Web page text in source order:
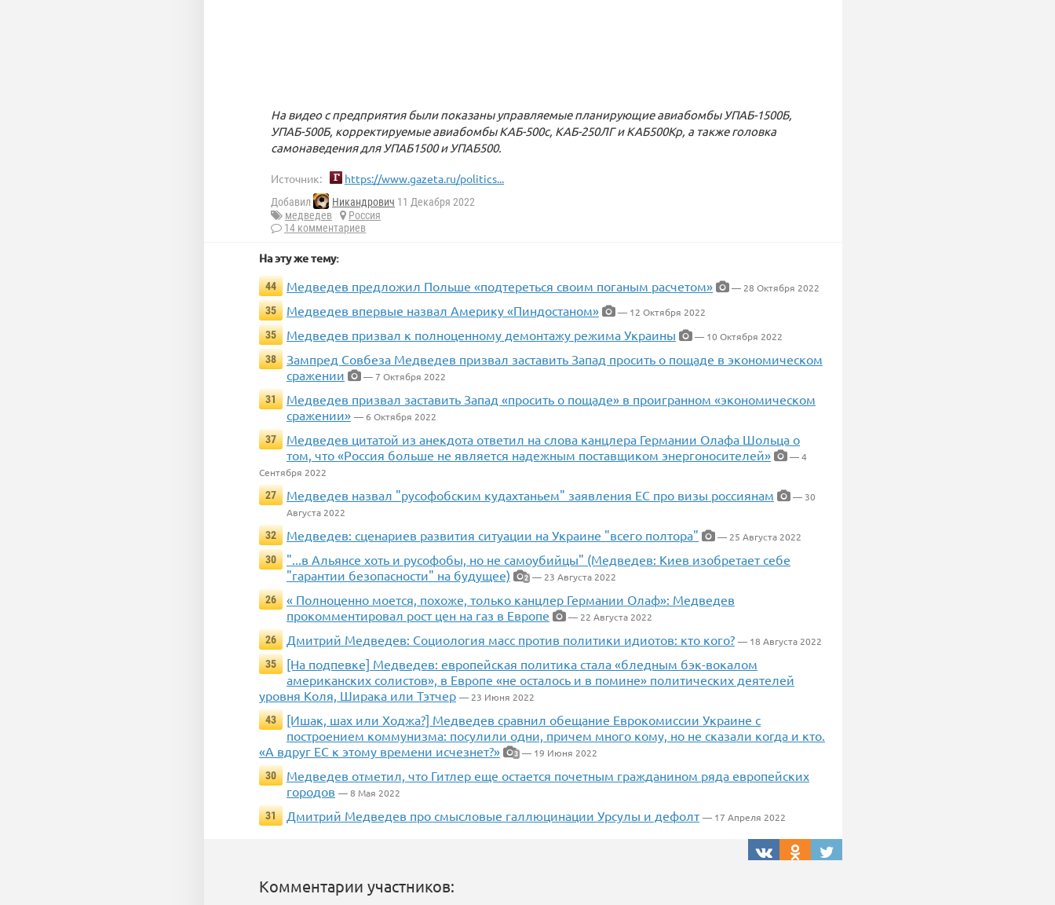
На видео с предприятия были показаны управляемые планирующие авиабомбы УПАБ-1500Б,
УПАБ-500Б, корректируемые авиабомбы КАБ-500с, КАБ-250ЛГ и КАБ500Кр, а также головка
самонаведения для УПАБ1500 и УПАБ500.
Источник: https://www.gazeta.ru/politics...
Добавил Никандрович 11 Декабря 2022
медведев
Россия
14 комментариев
На эту же тему:
44 Медведев предложил Польше «подтереться своим поганым расчетом»
— 28 Октября 2022
35
Медведев впервые назвал Америку «Пиндостаном»
— 12 Октября 2022
35
Медведев призвал к полноценному демонтажу режима Украины
— 10 Октября 2022
38
Зампред Совбеза Медведев призвал заставить Запад просить о пощаде в экономическом
сражении
— 7 Октября 2022
31
Медведев призвал заставить Запад «просить о пощаде» в проигранном «экономическом
сражении» — 6 Октября 2022
37
Медведев цитатой из анекдота ответил на слова канцлера Германии Олафа Шольца о
том, что «Россия больше не является надежным поставщиком энергоносителей»
— 4
Сентября 2022
27
Медведев назвал "русофобским кудахтаньем" заявления ЕС про визы россиянам
— 30
Августа 2022
32
Медведев: сценариев развития ситуации на Украине "всего полтора"
— 25 Августа 2022
30
"...в Альянсе хоть и русофобы, но не самоубийцы" (Медведев: Киев изобретает себе
"гарантии безопасности" на будущее)
2 — 23 Августа 2022
26
« Полноценно моется, похоже, только канцлер Германии Олаф»: Медведев
прокомментировал рост цен на газ в Европе
— 22 Августа 2022
26
Дмитрий Медведев: Социология масс против политики идиотов: кто кого? — 18 Августа 2022
35
[На подпевке] Медведев: европейская политика стала «бледным бэк-вокалом
американских солистов», в Европе «не осталось и в помине» политических деятелей
уровня Коля, Ширака или Тэтчер — 23 Июня 2022
43
[Ишак, шах или Ходжа?] Медведев сравнил обещание Еврокомиссии Украине с
построением коммунизма: посулили одни, причем много кому, но не сказали когда и кто.
«А вдруг ЕС к этому времени исчезнет?»
3 — 19 Июня 2022
30
Медведев отметил, что Гитлер еще остается почетным гражданином ряда европейских
городов — 8 Мая 2022
31
Дмитрий Медведев про смысловые галлюцинации Урсулы и дефолт — 17 Апреля 2022
Комментарии участников: